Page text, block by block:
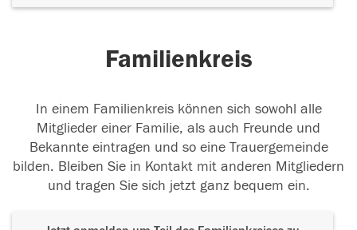
Familienkreis
In einem Familienkreis können sich sowohl alle
Mitglieder einer Familie, als auch Freunde und
Bekannte eintragen und so eine Trauergemeinde
bilden. Bleiben Sie in Kontakt mit anderen Mitgliedern
und tragen Sie sich jetzt ganz bequem ein.